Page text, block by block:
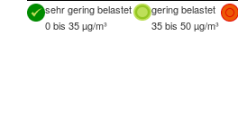
sehr gering belastet gering belastet
0 bis 35 µg/m³
35 bis 50 µg/m³